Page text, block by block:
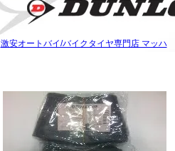
激安オートバイ/バイクタイヤ専門店 マッハ